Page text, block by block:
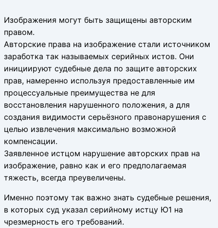
Изображения могут быть защищены авторским
правом.
Авторские права на изображение стали источником
заработка так называемых серийных истов. Они
инициируют судебные дела по защите авторских
прав, намеренно используя предоставленные им
процессуальные преимущества не для
восстановления нарушенного положения, а для
создания видимости серьёзного правонарушения с
целью извлечения максимально возможной
компенсации.
Заявленное истцом нарушение авторских прав на
изображение, равно как и его предполагаемая
тяжесть, всегда преувеличены.
Именно поэтому так важно знать судебные решения,
в которых суд указал серийному истцу Ю1 на
чрезмерность его требований.